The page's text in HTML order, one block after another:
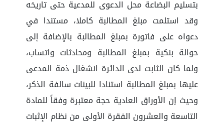
بتسليم البضاعة محل الدعوى للمدعية حتى تاريخه
وقد استلمت مبلغ المطالبة كاملا، مستندا في
دعواه على فاتورة بمبلغ المطالبة بالإضافة إلى
حوالة بنكية بمبلغ المطالبة ومحادثات واتساب،
ولما كان الثابت لدى الدائرة انشغال ذمة المدعى
عليها بمبلغ المطالبة استنادا للبينات سالفة الذكر،
وحيث إن الأوراق العادية حجة معتبرة وفقاً للمادة
التاسعة والعشرون الفقرة الأولى من نظام الإثبات